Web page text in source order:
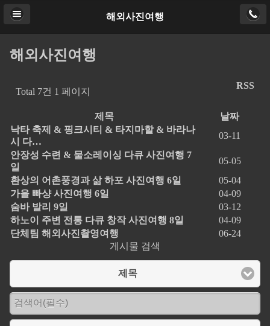
해외사진여행
해외사진여행
Total 7건 1 페이지
RSS
제목
날짜
낙타 축제 & 핑크시티 & 타지마할 & 바라나
시 다…
03-11
안장성 수련 & 물소레이싱 다큐 사진여행 7
일
05-05
환상의 어촌풍경과 삶 하포 사진여행 6일
05-04
가을 빠샹 사진여행 6일
04-09
숨바 발리 9일
03-12
하노이 주변 전통 다큐 창작 사진여행 8일
04-09
단체팀 해외사진촬영여행
06-24
게시물 검색
제목